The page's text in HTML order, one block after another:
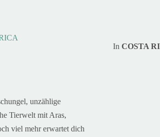
, unzählige
Tierwelt mit Aras,
viel mehr erwartet dich
In COSTA